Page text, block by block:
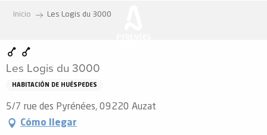
principal
Inicio Les Logis du 3000
Les Logis du 3000
HABITACIÓN DE HUÉSPEDES
5/7 rue des Pyrénées, 09220 Auzat
Cómo llegar